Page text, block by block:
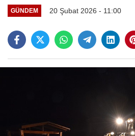
GÜNDEM 20 Şubat 2026 - 11:00